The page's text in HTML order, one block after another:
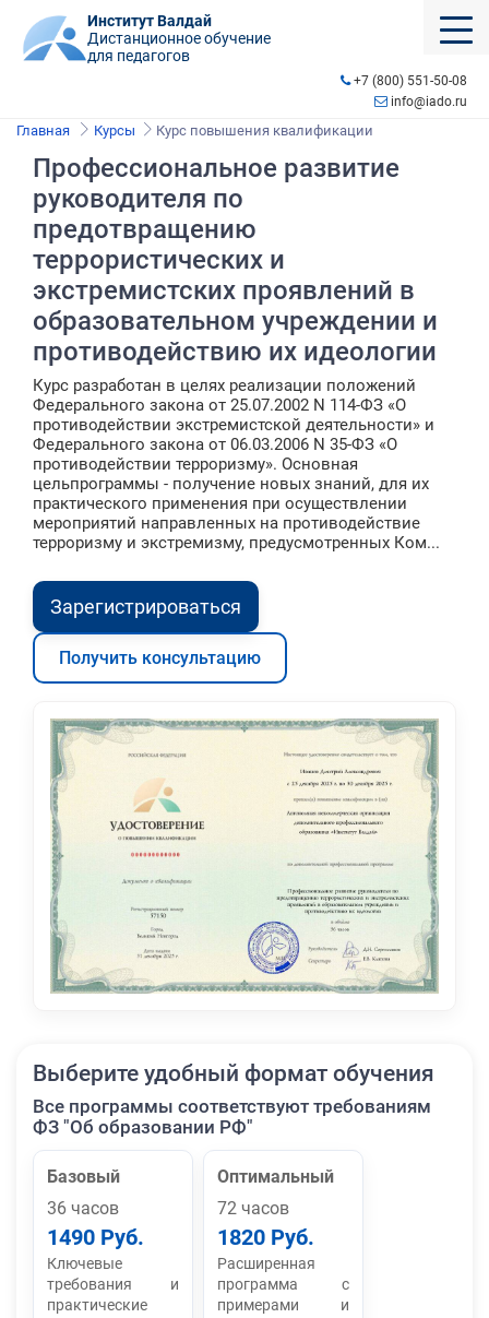
Институт Валдай
Дистанционное обучение
для педагогов
+7 (800) 551-50-08
info@iado.ru
Главная Курсы Курс повышения квалификации
Профессиональное развитие
руководителя по
предотвращению
террористических и
экстремистских проявлений в
образовательном учреждении и
противодействию их идеологии
Курс разработан в целях реализации положений
Федерального закона от 25.07.2002 N 114-ФЗ «О
противодействии экстремистской деятельности» и
Федерального закона от 06.03.2006 N 35-ФЗ «О
противодействии терроризму». Основная
цельпрограммы - получение новых знаний, для их
практического применения при осуществлении
мероприятий направленных на противодействие
терроризму и экстремизму, предусмотренных Ком...
Зарегистрироваться
Получить консультацию
Выберите удобный формат обучения
Все программы соответствуют требованиям
ФЗ "Об образовании РФ"
Базовый
36 часов
1490 Руб.
Ключевые
требования и
практические
Оптимальный
72 часов
1820 Руб.
Расширенная
программа с
примерами и